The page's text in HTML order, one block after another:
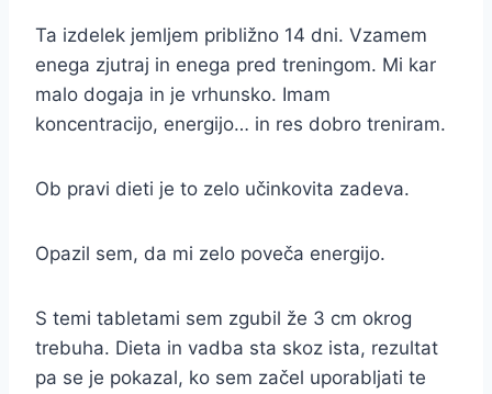
Ta izdelek jemljem približno 14 dni. Vzamem
enega zjutraj in enega pred treningom. Mi kar
malo dogaja in je vrhunsko. Imam
koncentracijo, energijo… in res dobro treniram.
Ob pravi dieti je to zelo učinkovita zadeva.
Opazil sem, da mi zelo poveča energijo.
S temi tabletami sem zgubil že 3 cm okrog
trebuha. Dieta in vadba sta skoz ista, rezultat
pa se je pokazal, ko sem začel uporabljati te